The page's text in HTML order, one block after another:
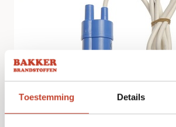
Toestemming Details